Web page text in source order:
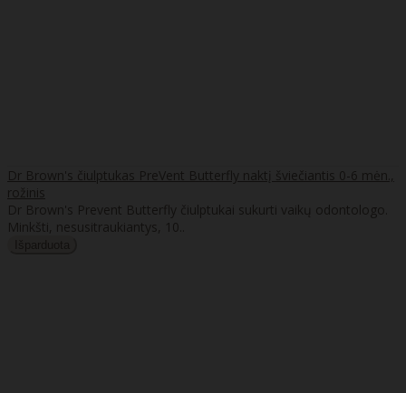
Dr Brown's čiulptukas PreVent Butterfly naktį šviečiantis 0-6 mėn.,
rožinis
Dr Brown's Prevent Butterfly čiulptukai sukurti vaikų odontologo.
Minkšti, nesusitraukiantys, 10..